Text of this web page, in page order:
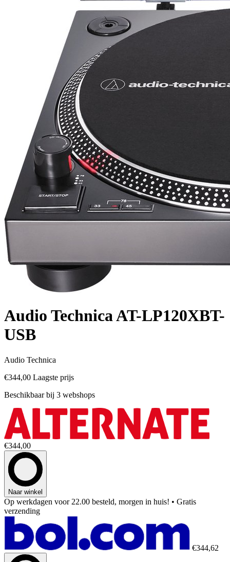
Audio Technica AT-LP120XBT-
USB
Audio Technica
€344,00 Laagste prijs
Beschikbaar bij 3 webshops
€344,00
Naar winkel
Op werkdagen voor 22.00 besteld, morgen in huis! • Gratis
verzending
€344,62